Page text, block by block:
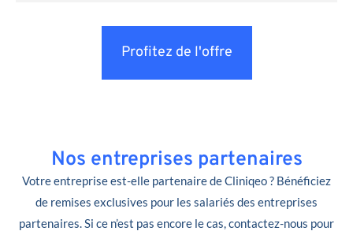
Profitez de l'offre
Nos entreprises partenaires
Votre entreprise est-elle partenaire de Cliniqeo ? Bénéficiez
de remises exclusives pour les salariés des entreprises
partenaires. Si ce n’est pas encore le cas, contactez-nous pour